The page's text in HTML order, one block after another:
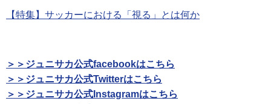
【特集】サッカーにおける「視る」とは何か
＞＞ジュニサカ公式facebookはこちら
＞＞ジュニサカ公式Twitterはこちら
＞＞ジュニサカ公式Instagramはこちら